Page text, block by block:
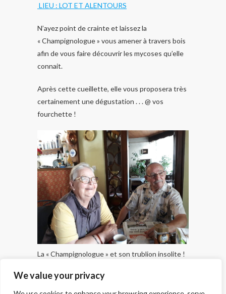
We value your privacy
LIEU : LOT ET ALENTOURS
N’ayez point de crainte et laissez la
« Champignologue » vous amener à travers bois
afin de vous faire découvrir les mycoses qu’elle
connait.
Après cette cueillette, elle vous proposera très
certainement une dégustation . . . @ vos
fourchette !
La « Champignologue » et son trublion insolite !